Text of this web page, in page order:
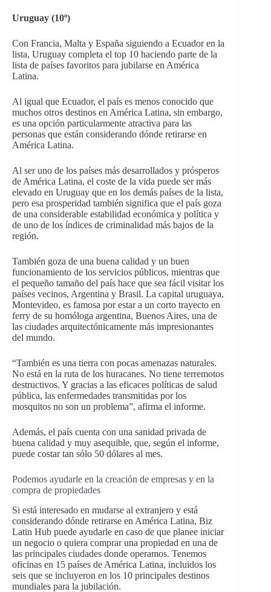
Uruguay (10º)
Con Francia, Malta y España siguiendo a Ecuador en la
lista, Uruguay completa el top 10 haciendo parte de la
lista de países favoritos para jubilarse en América
Latina.
Al igual que Ecuador, el país es menos conocido que
muchos otros destinos en América Latina, sin embargo,
es una opción particularmente atractiva para las
personas que están considerando dónde retirarse en
América Latina.
Al ser uno de los países más desarrollados y prósperos
de América Latina, el coste de la vida puede ser más
elevado en Uruguay que en los demás países de la lista,
pero esa prosperidad también significa que el país goza
de una considerable estabilidad económica y política y
de uno de los índices de criminalidad más bajos de la
región.
También goza de una buena calidad y un buen
funcionamiento de los servicios públicos, mientras que
el pequeño tamaño del país hace que sea fácil visitar los
países vecinos, Argentina y Brasil. La capital uruguaya,
Montevideo, es famosa por estar a un corto trayecto en
ferry de su homóloga argentina, Buenos Aires, una de
las ciudades arquitectónicamente más impresionantes
del mundo.
“También es una tierra con pocas amenazas naturales.
No está en la ruta de los huracanes. No tiene terremotos
destructivos. Y gracias a las eficaces políticas de salud
pública, las enfermedades transmitidas por los
mosquitos no son un problema”, afirma el informe.
Además, el país cuenta con una sanidad privada de
buena calidad y muy asequible, que, según el informe,
puede costar tan sólo 50 dólares al mes.
Podemos ayudarle en la creación de empresas y en la
compra de propiedades
Si está interesado en mudarse al extranjero y está
considerando dónde retirarse en América Latina, Biz
Latin Hub puede ayudarle en caso de que planee iniciar
un negocio o quiera comprar una propiedad en una de
las principales ciudades donde operamos. Tenemos
oficinas en 15 países de América Latina, incluidos los
seis que se incluyeron en los 10 principales destinos
mundiales para la jubilación.